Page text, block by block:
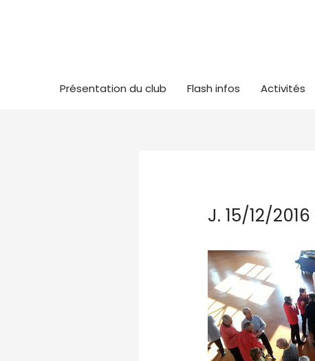
Présentation du club Flash infos Activités
J. 15/12/